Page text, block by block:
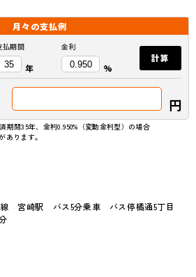
月々の支払例
払期間
年
金利
%
計算
円
期間35年、金利0.950%（変動金利型）の場合
ります。
線 宮崎駅 バス5分乗車 バス停橘通5丁目